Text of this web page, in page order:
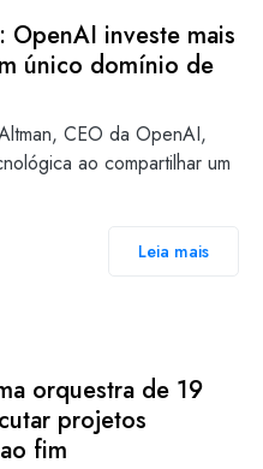
OpenAI investe mais
único domínio de
CEO da OpenAI,
ao compartilhar um
Leia mais
orquestra de 19
projetos
fim